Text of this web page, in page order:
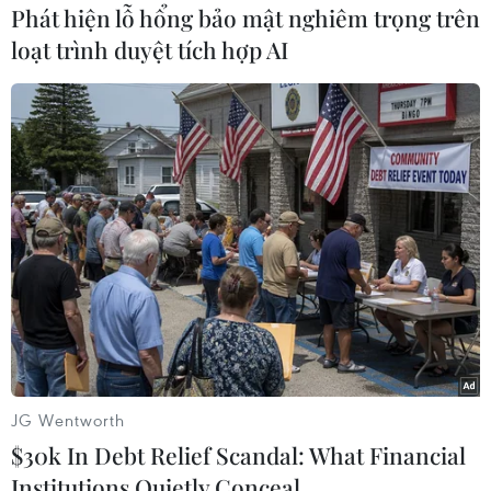
Kim Anh (TTXVN)
#Lừa đảo
#Tranh thêu
TP. Hà Nội Anh Áo
Phát hiện lỗ hổng bảo mật nghiêm trọng trên
loạt trình duyệt tích hợp AI
JG Wentworth
$30k In Debt Relief Scandal: What Financial